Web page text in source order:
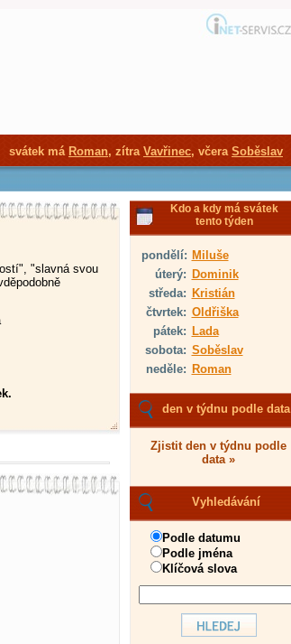
"slavná svou
Kdo a kdy má svátek
tento týden
pondělí: Miluše
úterý: Dominik
středa: Kristián
čtvrtek: Oldřiška
pátek: Lada
sobota: Soběslav
neděle: Roman
den v týdnu podle data
Zjistit den v týdnu podle
data »
Vyhledávání
Podle datumu
Podle jména
Klíčová slova
svátek má Roman, zítra Vavřinec, včera Soběslav